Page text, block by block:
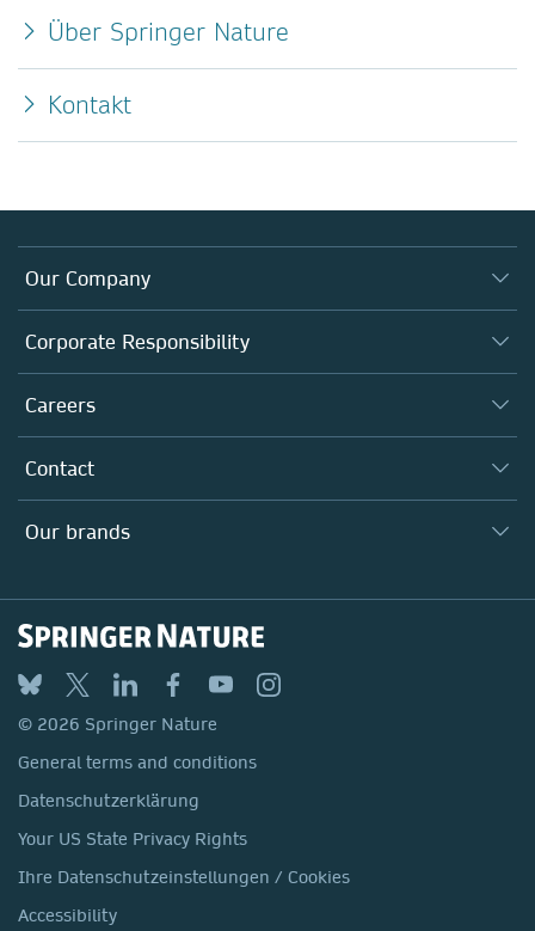
Über Springer Nature
Kontakt
Our Company
About us
Executive team
Our Communities
Our Health Division
Corporate Responsibility
Taking Responsibility
Inclusion
Policies, Reports & Modern Slavery Act
Careers
Why Work Here?
Search our vacancies ↗
Contact
Locations & Contact
Our brands
Springer
BMC
Discover
Macmillan Education
Springer Health+
© 2026 Springer Nature
General terms and conditions
Datenschutzerklärung
Your US State Privacy Rights
Ihre Datenschutzeinstellungen / Cookies
Accessibility